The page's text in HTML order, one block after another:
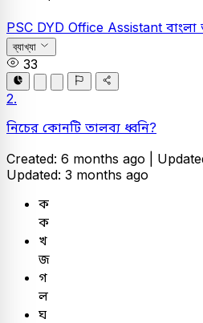
PSC DYD Office Assistant বাংলা
ব্যাখ্যা
33
2.
নিচের কোনটি তালব্য ধ্বনি?
Created: 6 months ago |
Updated: 3 months ago
ক
ক
খ
জ
গ
ল
ঘ